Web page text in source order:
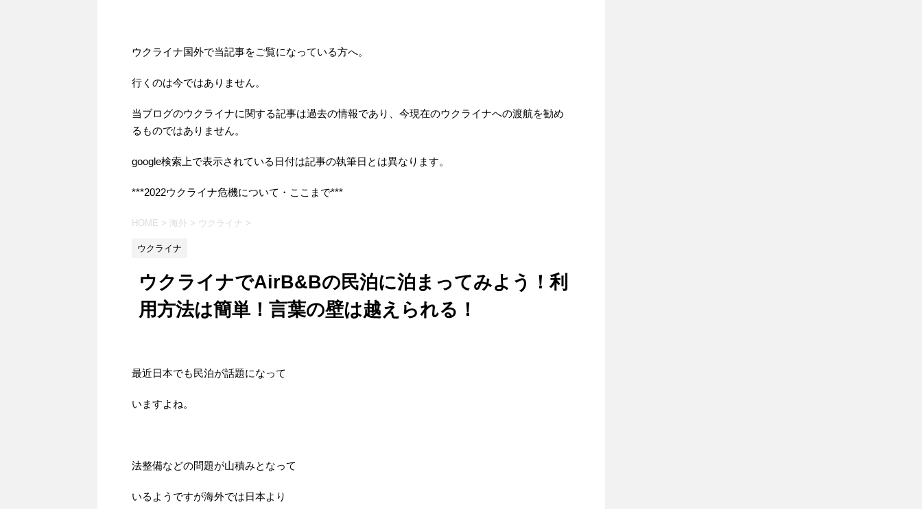
ウクライナ国外で当記事をご覧になっている方へ。
行くのは今ではありません。
当ブログのウクライナに関する記事は過去の情報であり、今現在のウクライナへの渡航を勧め
るものではありません。
google検索上で表示されている日付は記事の執筆日とは異なります。
***2022ウクライナ危機について・ここまで***
HOME > 海外 > ウクライナ >
ウクライナ
ウクライナでAirB&Bの民泊に泊まってみよう！利
用方法は簡単！言葉の壁は越えられる！
最近日本でも民泊が話題になって
いますよね。
法整備などの問題が山積みとなって
いるようですが海外では日本より